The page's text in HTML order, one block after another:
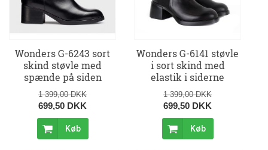
Wonders G-6243 sort
skind støvle med
spænde på siden
1 399,00 DKK
699,50 DKK
Køb
Wonders G-6141 støvle
i sort skind med
elastik i siderne
1 399,00 DKK
699,50 DKK
Køb